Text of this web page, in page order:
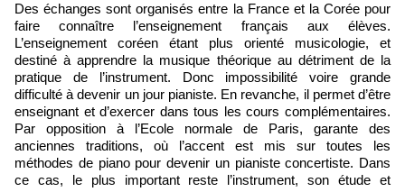
Des échanges sont organisés entre la France et la Corée pour
faire connaître l’enseignement français aux élèves.
L’enseignement coréen étant plus orienté musicologie, et
destiné à apprendre la musique théorique au détriment de la
pratique de l’instrument. Donc impossibilité voire grande
difficulté à devenir un jour pianiste. En revanche, il permet d’être
enseignant et d’exercer dans tous les cours complémentaires.
Par opposition à l’Ecole normale de Paris, garante des
anciennes traditions, où l’accent est mis sur toutes les
méthodes de piano pour devenir un pianiste concertiste. Dans
ce cas, le plus important reste l’instrument, son étude et